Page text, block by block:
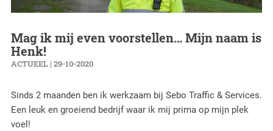
Mag ik mij even voorstellen… Mijn naam is
Henk!
ACTUEEL | 29-10-2020
Sinds 2 maanden ben ik werkzaam bij Sebo Traffic & Services.
Een leuk en groeiend bedrijf waar ik mij prima op mijn plek
voel!